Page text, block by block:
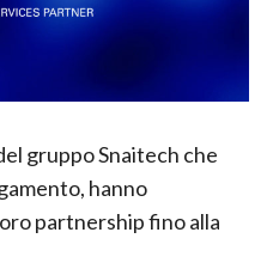
gruppo Snaitech che
hanno
partnership fino alla